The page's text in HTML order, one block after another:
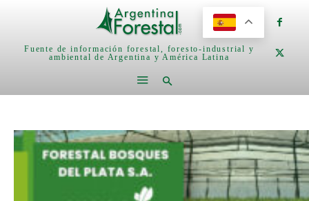
Fuente de información forestal, foresto-industrial y
ambiental de Argentina y América Latina